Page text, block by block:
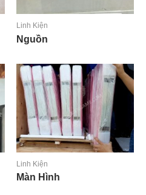
Linh Kiện
Nguồn
Linh Kiện
Màn Hình